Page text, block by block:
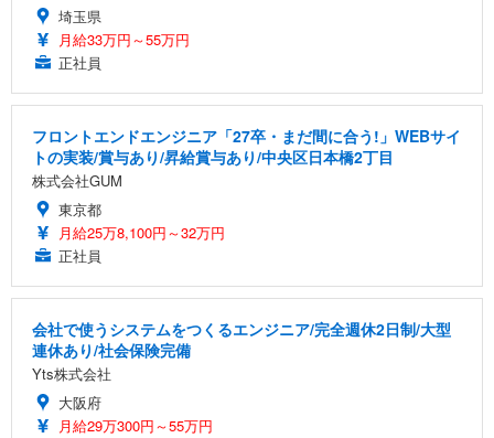
埼玉県
月給33万円～55万円
正社員
フロントエンドエンジニア「27卒・まだ間に合う!」WEBサイ
トの実装/賞与あり/昇給賞与あり/中央区日本橋2丁目
株式会社GUM
東京都
月給25万8,100円～32万円
正社員
会社で使うシステムをつくるエンジニア/完全週休2日制/大型
連休あり/社会保険完備
Yts株式会社
大阪府
月給29万300円～55万円